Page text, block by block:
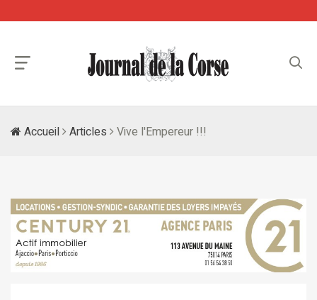
Accueil Articles Vive l'Empereur !!!